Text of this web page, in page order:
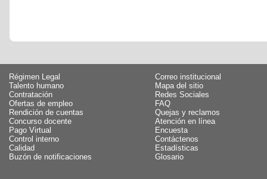
Régimen Legal
Talento humano
Contratación
Ofertas de empleo
Rendición de cuentas
Concurso docente
Pago Virtual
Control interno
Calidad
Buzón de notificaciones
Correo institucional
Mapa del sitio
Redes Sociales
FAQ
Quejas y reclamos
Atención en línea
Encuesta
Contáctenos
Estadísticas
Glosario